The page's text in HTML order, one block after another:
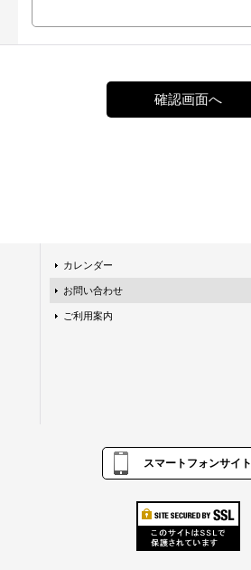
カレンダー
お問い合わせ
ご利用案内
スマートフォンサイト